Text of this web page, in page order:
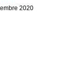
2020